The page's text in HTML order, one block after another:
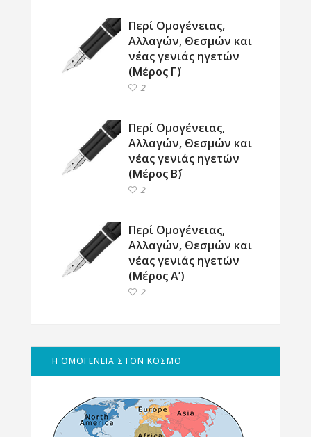
Περί Ομογένειας,
Αλλαγών, Θεσμών και
νέας γενιάς ηγετών
(Μέρος Γ΄)
2
Περί Ομογένειας,
Αλλαγών, Θεσμών και
νέας γενιάς ηγετών
(Μέρος Β΄)
2
Περί Ομογένειας,
Αλλαγών, Θεσμών και
νέας γενιάς ηγετών
(Μέρος Α’)
2
Η ΟΜΟΓΕΝΕΙΑ ΣΤΟΝ ΚΟΣΜΟ